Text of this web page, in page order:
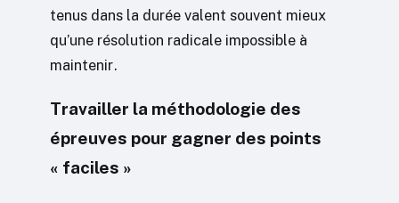
tenus dans la durée valent souvent mieux
qu’une résolution radicale impossible à
maintenir.
Travailler la méthodologie des
épreuves pour gagner des points
« faciles »